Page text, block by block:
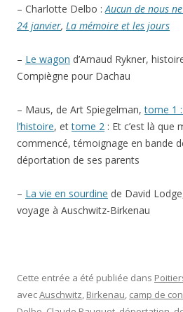
– Charlotte Delbo :Aucun de nous
24 janvier, La mémoire et les jours
– Le wagon d’Arnaud Rykner,
Compiègne pour Dachau
– Maus, de Art Spiegelman,tome 1
l’histoire, ettome 2 : Et c’est là que
commencé, témoignage en bande
déportation de ses parents
– La vie en sourdine de David
voyage à Auschwitz-Birkenau
Cette entrée a été publiée dans
avecAuschwitz, Birkenau, camp de